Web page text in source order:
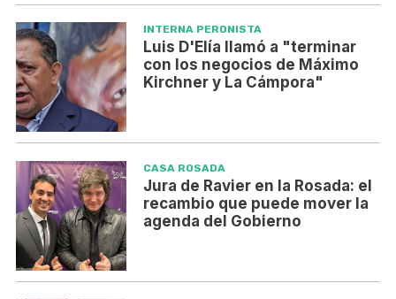
INTERNA PERONISTA
Luis D'Elía llamó a "terminar
con los negocios de Máximo
Kirchner y La Cámpora"
CASA ROSADA
Jura de Ravier en la Rosada: el
recambio que puede mover la
agenda del Gobierno